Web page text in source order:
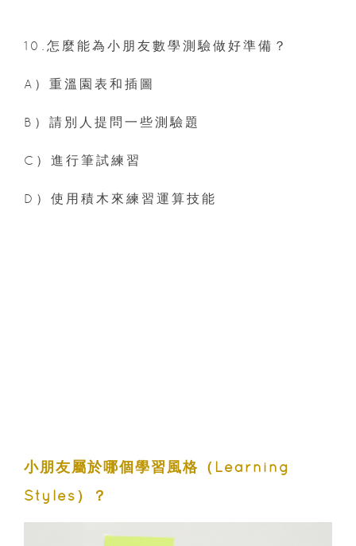
10.怎麼能為小朋友數學測驗做好準備？
A）重溫園表和插圖
B）請別人提問一些測驗題
C）進行筆試練習
D）使用積木來練習運算技能
小朋友屬於哪個學習風格（Learning
Styles）？